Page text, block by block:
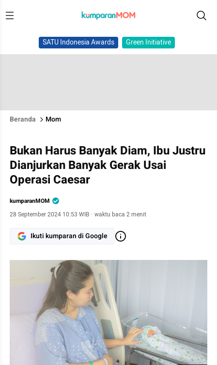
SATU Indonesia Awards Green Initiative
Beranda Mom
Bukan Harus Banyak Diam, Ibu Justru
Dianjurkan Banyak Gerak Usai
Operasi Caesar
kumparanMOM
28 September 2024 10:53 WIB · waktu baca 2 menit
Ikuti kumparan di Google